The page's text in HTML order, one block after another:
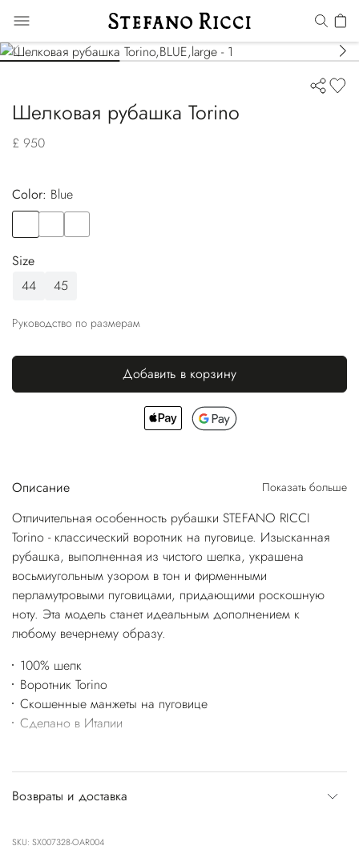
Шелковая рубашка Torino
£ 950
Color:
blue
Size
44
45
Руководство по размерам
Добавить в корзину
Описание Показать больше
Отличительная особенность рубашки STEFANO RICCI
Torino - классический воротник на пуговице. Изысканная
рубашка, выполненная из чистого шелка, украшена
восьмиугольным узором в тон и фирменными
перламутровыми пуговицами, придающими роскошную
ноту. Эта модель станет идеальным дополнением к
любому вечернему образу.
100% шелк
Воротник Torino
Скошенные манжеты на пуговице
Сделано в Италии
Возвраты и доставка
SKU: SX007328-OAR004